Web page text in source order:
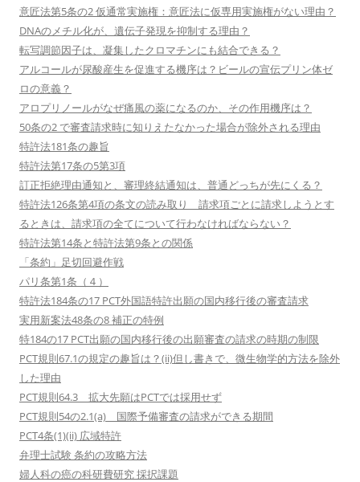
意匠法第5条の2 仮通常実施権：意匠法に仮専用実施権がない理由？
DNAのメチル化が、遺伝子発現を抑制する理由？
転写調節因子は、凝集したクロマチンにも結合できる？
アルコールが尿酸産生を促進する機序は？ビールの宣伝プリン体ゼ
ロの意義？
アロプリノールがなぜ痛風の薬になるのか、その作用機序は？
50条の2 で審査請求時に知りえたなかった場合が除外される理由
特許法181条の趣旨
特許法第17条の5第3項
訂正拒絶理由通知と、審理終結通知は、普通どっちが先にくる？
特許法126条第4項の条文の読み取り 請求項ごとに請求しようとす
るときは、請求項の全てについて行わなければならない？
特許法第14条と特許法第9条との関係
「条約」足切回避作戦
パリ条第1条（４）
特許法184条の17 PCT外国語特許出願の国内移行後の審査請求
実用新案法48条の8 補正の特例
特184の17 PCT出願の国内移行後の出願審査の請求の時期の制限
PCT規則67.1の規定の趣旨は？(ii)但し書きで、微生物学的方法を除外
した理由
PCT規則64.3 拡大先願はPCTでは採用せず
PCT規則54の2.1(a) 国際予備審査の請求ができる期間
PCT4条(1)(ii) 広域特許
弁理士試験 条約の攻略方法
婦人科の癌の科研費研究 採択課題